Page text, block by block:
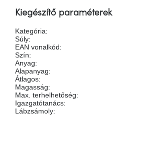
Kiegészítő paraméterek
Kategória:
Súly:
EAN vonalkód:
Szín:
Anyag:
Alapanyag:
Átlagos:
Magasság:
Max. terhelhetőség:
Igazgatótanács:
Lábzsámoly: